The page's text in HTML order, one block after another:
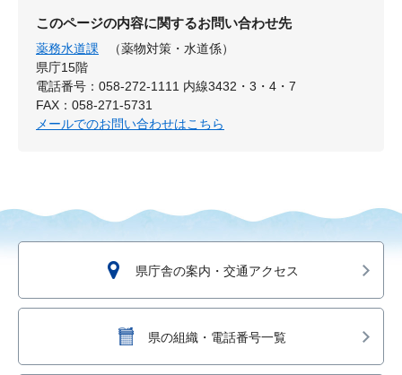
このページの内容に関するお問い合わせ先
薬務水道課
（薬物対策・水道係）
県庁15階
電話番号：058-272-1111 内線3432・3・4・7
FAX：058-271-5731
メールでのお問い合わせはこちら
県庁舎の案内・交通アクセス
県の組織・電話番号一覧